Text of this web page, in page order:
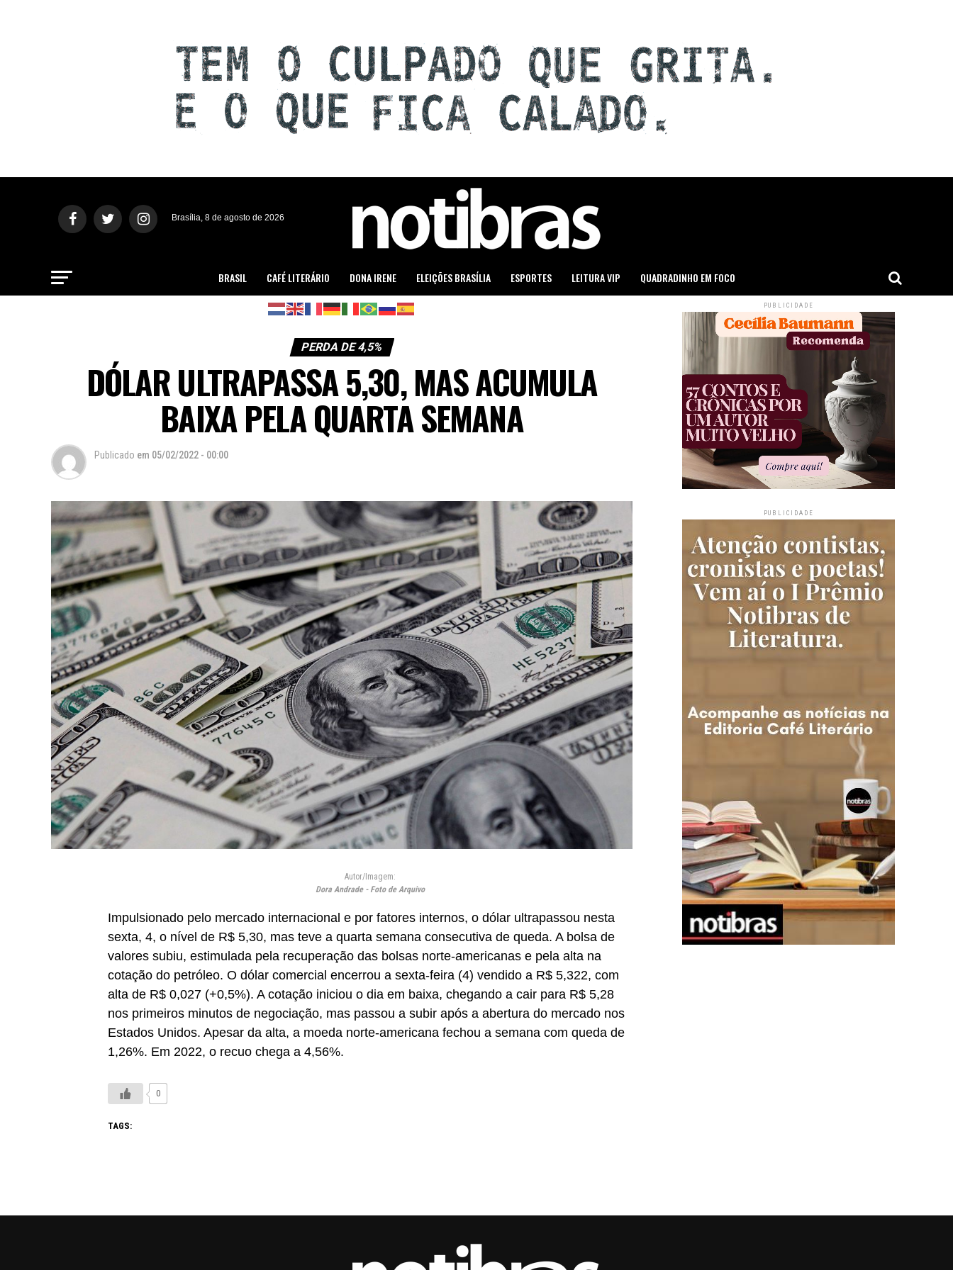
Brasília, 8 de agosto de 2026
BRASIL CAFÉ LITERÁRIO DONA IRENE ELEIÇÕES BRASÍLIA ESPORTES LEITURA VIP QUADRADINHO EM FOCO
PERDA DE 4,5%
DÓLAR ULTRAPASSA 5,30, MAS ACUMULA
BAIXA PELA QUARTA SEMANA
Publicado em 05/02/2022 - 00:00
Autor/Imagem:
Dora Andrade - Foto de Arquivo
Impulsionado pelo mercado internacional e por fatores internos, o dólar ultrapassou nesta
sexta, 4, o nível de R$ 5,30, mas teve a quarta semana consecutiva de queda. A bolsa de
valores subiu, estimulada pela recuperação das bolsas norte-americanas e pela alta na
cotação do petróleo. O dólar comercial encerrou a sexta-feira (4) vendido a R$ 5,322, com
alta de R$ 0,027 (+0,5%). A cotação iniciou o dia em baixa, chegando a cair para R$ 5,28
nos primeiros minutos de negociação, mas passou a subir após a abertura do mercado nos
Estados Unidos. Apesar da alta, a moeda norte-americana fechou a semana com queda de
1,26%. Em 2022, o recuo chega a 4,56%.
0
TAGS:
PUBLICIDADE
PUBLICIDADE